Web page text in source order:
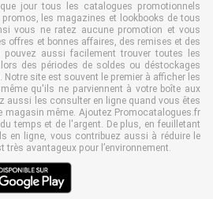
jour tous les catalogues promotionnels
les magazines et lookbooks de tous
vous ne ratez aucune promotion et vous
offres et bonnes affaires, des remises et des
aussi facilement trouver toutes les
des périodes de soldes ou déstockages
site est souvent le premier à afficher les
qu'ils ne parviennent à votre boîte aux
aussi les consulter en ligne quand vous êtes
magasin même. Ajoutez Promocatalogues.fr
temps et de l'argent. De plus, en feuilletant
en ligne, vous contribuez aussi à réduire le
très avantageux pour l’environnement.